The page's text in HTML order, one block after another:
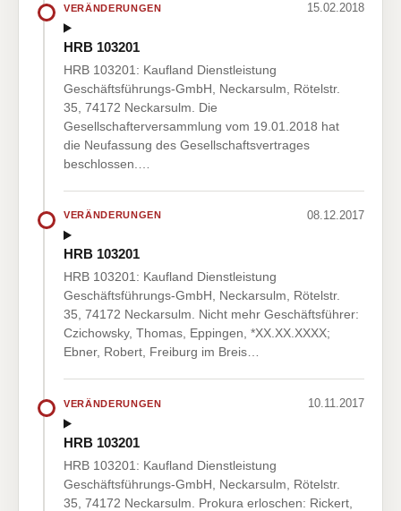
VERÄNDERUNGEN 15.02.2018
HRB 103201
HRB 103201: Kaufland Dienstleistung
Geschäftsführungs-GmbH, Neckarsulm, Rötelstr.
35, 74172 Neckarsulm. Die
Gesellschafterversammlung vom 19.01.2018 hat
die Neufassung des Gesellschaftsvertrages
beschlossen.…
VERÄNDERUNGEN 08.12.2017
HRB 103201
HRB 103201: Kaufland Dienstleistung
Geschäftsführungs-GmbH, Neckarsulm, Rötelstr.
35, 74172 Neckarsulm. Nicht mehr Geschäftsführer:
Czichowsky, Thomas, Eppingen, *XX.XX.XXXX;
Ebner, Robert, Freiburg im Breis…
VERÄNDERUNGEN 10.11.2017
HRB 103201
HRB 103201: Kaufland Dienstleistung
Geschäftsführungs-GmbH, Neckarsulm, Rötelstr.
35, 74172 Neckarsulm. Prokura erloschen: Rickert,